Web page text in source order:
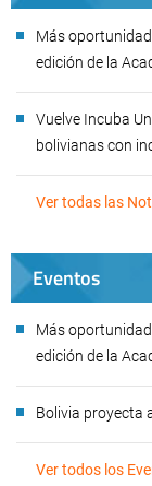
Más
edición de la
Vuelve Incuba
bolivianas con
Ver todas las
Eventos
Más
edición de la
Bolivia proyecta
Ver todos los